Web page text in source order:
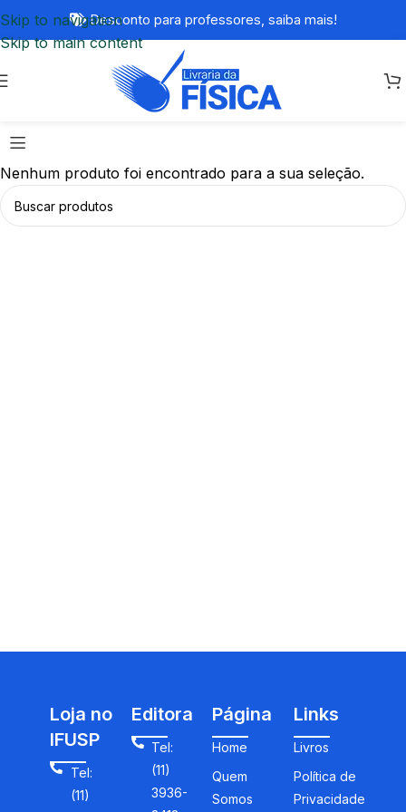
Skip to navigation
Skip to main content
Desconto para professores, saiba mais!
Nenhum produto foi encontrado para a sua seleção.
Loja no
IFUSP
Tel:
(11)
Editora
Tel:
(11)
3936-
Página
Home
Quem
Somos
Links
Livros
Política de
Privacidade